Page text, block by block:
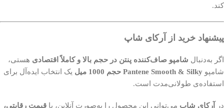
کند.
پیشنهاد خرید از آرکای شاپ
اگر به‌دنبال شامپو صاف‌کننده پنتن در حجم بالا و کاملاً اقتصادی هستی،
شامپو Pantene Smooth & Silky حجم 1000 میل
یک انتخاب ایده‌آل برای
استفاده‌ی طولانی‌مدت است.
در آرکای شاپ می‌توانی این محصول را به‌صورت آنلاین، با قیمت رقابتی،